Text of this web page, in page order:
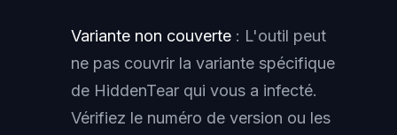
Variante non couverte : L'outil peut
ne pas couvrir la variante spécifique
de HiddenTear qui vous a infecté.
Vérifiez le numéro de version ou les